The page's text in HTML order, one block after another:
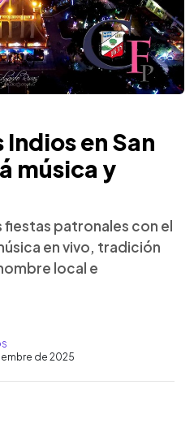
Indios en San
música y
fiestas patronales con el
en vivo, tradición
local e
de 2025